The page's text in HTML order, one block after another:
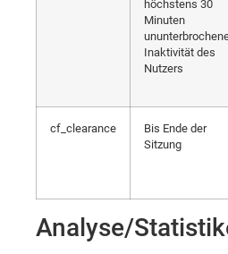
höchstens 30
Minuten
Inaktivität des
Nutzers
cf_clearance
Bis Ende der
Sitzung
Analyse/